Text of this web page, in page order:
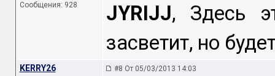
Сообщения: 928
JYRIJJ, Здесь
засветит, но
KERRY26 #8 От 05/03/2013 14:03